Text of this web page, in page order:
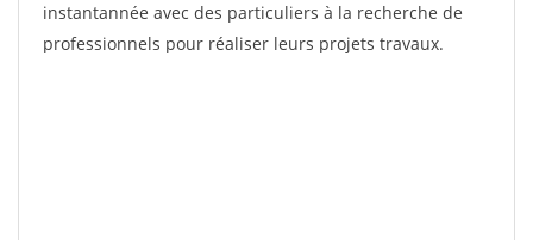
instantannée avec des particuliers à la recherche de
professionnels pour réaliser leurs projets travaux.